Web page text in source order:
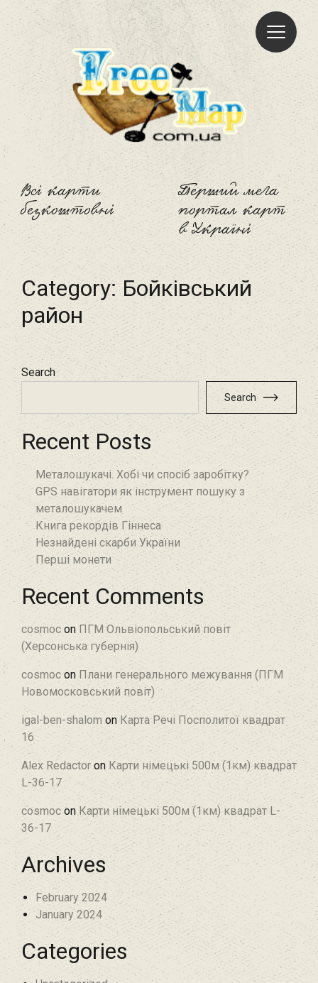
Всі карти
безкоштовні
Freemap
Перший мега
портал карт
в Україні
Category:Бойківський
район
Search
Search
Recent Posts
Металошукачі. Хобі чи спосіб заробітку?
GPS навігатори як інструмент пошуку з
металошукачем
Книга рекордів Гіннеса
Незнайдені скарби України
Перші монети
Recent Comments
cosmoc on ПГМ Ольвіопольський повіт
(Херсонська губернія)
cosmoc on Плани генерального межування (ПГМ
Новомосковський повіт)
igal-ben-shalom on Карта Речі Посполитої квадрат
16
Alex Redactor on Карти німецькі 500м (1км) квадрат
L-36-17
cosmoc on Карти німецькі 500м (1км) квадрат L-
36-17
Archives
February 2024
January 2024
Categories